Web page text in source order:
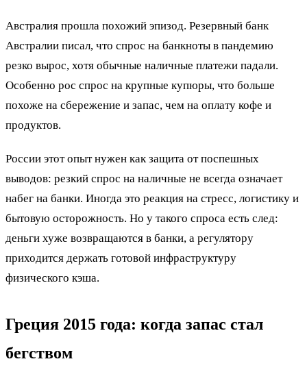
Австралия прошла похожий эпизод. Резервный банк
Австралии писал, что спрос на банкноты в пандемию
резко вырос, хотя обычные наличные платежи падали.
Особенно рос спрос на крупные купюры, что больше
похоже на сбережение и запас, чем на оплату кофе и
продуктов.
России этот опыт нужен как защита от поспешных
выводов: резкий спрос на наличные не всегда означает
набег на банки. Иногда это реакция на стресс, логистику и
бытовую осторожность. Но у такого спроса есть след:
деньги хуже возвращаются в банки, а регулятору
приходится держать готовой инфраструктуру
физического кэша.
Греция 2015 года: когда запас стал
бегством